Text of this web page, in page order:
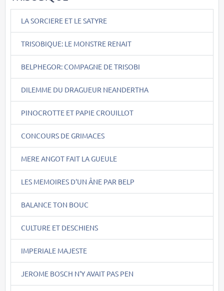
LA SORCIERE ET LE SATYRE
TRISOBIQUE: LE MONSTRE RENAIT
BELPHEGOR: COMPAGNE DE TRISOBI
DILEMME DU DRAGUEUR NEANDERTHA
PINOCROTTE ET PAPIE CROUILLOT
CONCOURS DE GRIMACES
MERE ANGOT FAIT LA GUEULE
LES MEMOIRES D'UN ÂNE PAR BELP
BALANCE TON BOUC
CULTURE ET DESCHIENS
IMPERIALE MAJESTE
JEROME BOSCH N'Y AVAIT PAS PEN